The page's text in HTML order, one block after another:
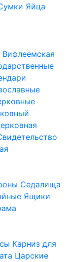
Яйца
Вифлеемская
Седалища
Ящики
Карниз для
Царские